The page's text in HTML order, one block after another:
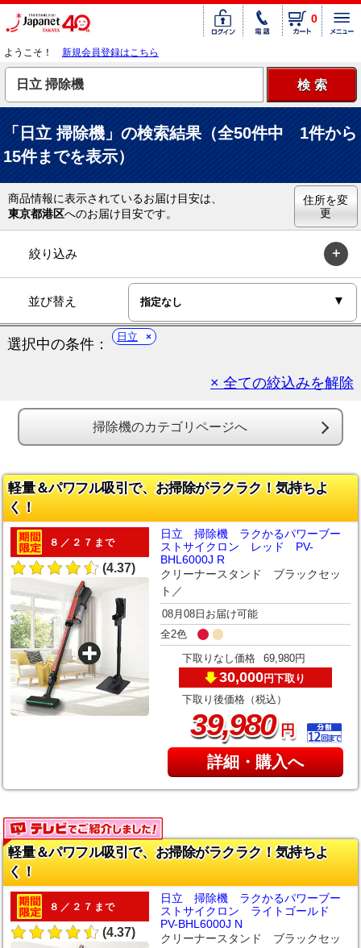
0
ようこそ！ 新規会員登録はこちら
「日立 掃除機」の検索結果（全50件中 1件から
15件までを表示）
商品情報に表示されているお届け目安は、
東京都港区へのお届け目安です。
住所を変
更
絞り込み
並び替え
選択中の条件： 日立
× 全ての絞込みを解除
掃除機のカテゴリページへ
軽量＆パワフル吸引で、お掃除がラクラク！気持ちよ
く！
８／２７まで
(4.37)
日立 掃除機 ラクかるパワーブー
ストサイクロン レッド PV-
BHL6000J R
クリーナースタンド ブラックセッ
ト／
08月08日お届け可能
全2色
下取りなし価格 69,980円
30,000円下取り
下取り後価格（税込）
39,980円
詳細・購入へ
軽量＆パワフル吸引で、お掃除がラクラク！気持ちよ
く！
８／２７まで
(4.37)
日立 掃除機 ラクかるパワーブー
ストサイクロン ライトゴールド
PV-BHL6000J N
クリーナースタンド ブラックセッ